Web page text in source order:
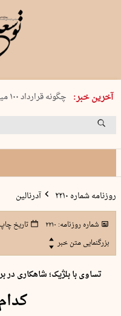
آخرین خبر:
شنبه 17 مرداد 1405 شماره 2244
چگونه قرارداد ۱۰۰ میلیاردی با ۱۰۰…
پنجره‌ای که باز نشد
روزنامه شماره ۲۲۱۰ آدرنالین
شماره روزنامه: ۲۲۱۰ تاریخ
بزرگنمایی متن خبر
تساوی با بلژیک؛ شاهکاری در